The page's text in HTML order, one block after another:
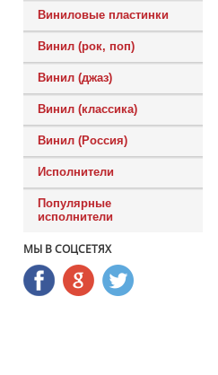
Виниловые пластинки
Винил (рок, поп)
Винил (джаз)
Винил (классика)
Винил (Россия)
Исполнители
Популярные
исполнители
МЫ В СОЦСЕТЯХ